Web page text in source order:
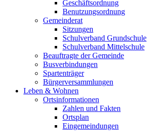
Geschäftsordnung
Benutzungsordnung
Gemeinderat
Sitzungen
Schulverband Grundschule
Schulverband Mittelschule
Beauftragte der Gemeinde
Busverbindungen
Spartenträger
Bürgerversammlungen
Leben & Wohnen
Ortsinformationen
Zahlen und Fakten
Ortsplan
Eingemeindungen